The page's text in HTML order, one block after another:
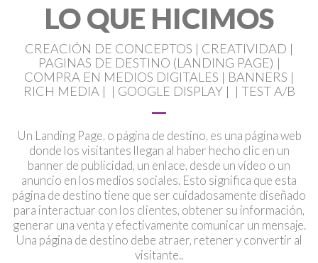
LO QUE HICIMOS
CREACIÓN DE CONCEPTOS | CREATIVIDAD |
PAGINAS DE DESTINO (LANDING PAGE) |
COMPRA EN MEDIOS DIGITALES | BANNERS |
RICH MEDIA | | GOOGLE DISPLAY | | TEST A/B
Un Landing Page, o página de destino, es una página web
donde los visitantes llegan al haber hecho clic en un
banner de publicidad, un enlace, desde un vídeo o un
anuncio en los medios sociales. Esto significa que esta
página de destino tiene que ser cuidadosamente diseñado
para interactuar con los clientes, obtener su información,
generar una venta y efectivamente comunicar un mensaje.
Una página de destino debe atraer, retener y convertir al
visitante..